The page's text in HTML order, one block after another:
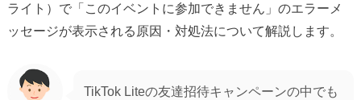
ライト）で「このイベントに参加できません」のエラーメ
ッセージが表示される原因・対処法について解説します。
TikTok Liteの友達招待キャンペーンの中でも